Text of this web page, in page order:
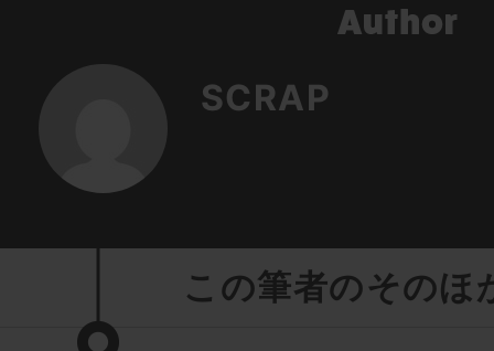
SCRAP
この筆者のそのほ